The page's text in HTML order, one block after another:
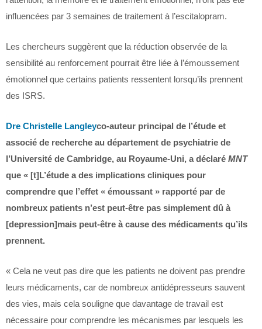
influencées par 3 semaines de traitement à l’escitalopram.
Les chercheurs suggèrent que la réduction observée de la
sensibilité au renforcement pourrait être liée à l’émoussement
émotionnel que certains patients ressentent lorsqu’ils prennent
des ISRS.
Dre Christelle Langleyco-auteur principal de l’étude et
associé de recherche au département de psychiatrie de
l’Université de Cambridge, au Royaume-Uni, a déclaré MNT
que « [t]L’étude a des implications cliniques pour
comprendre que l’effet « émoussant » rapporté par de
nombreux patients n’est peut-être pas simplement dû à
[depression]mais peut-être à cause des médicaments qu’ils
prennent.
« Cela ne veut pas dire que les patients ne doivent pas prendre
leurs médicaments, car de nombreux antidépresseurs sauvent
des vies, mais cela souligne que davantage de travail est
nécessaire pour comprendre les mécanismes par lesquels les